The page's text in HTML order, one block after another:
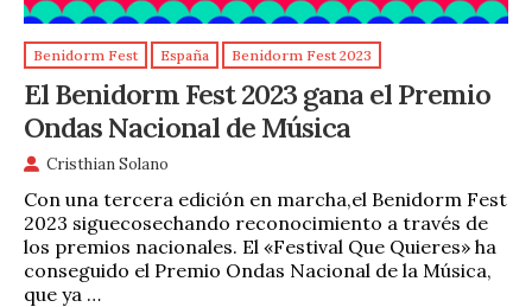
Benidorm Fest España Benidorm Fest 2023
El Benidorm Fest 2023 gana el Premio
Ondas Nacional de Música
Cristhian Solano
Con una tercera edición en marcha,el Benidorm Fest
2023 siguecosechando reconocimiento a través de
los premios nacionales. El «Festival Que Quieres» ha
conseguido el Premio Ondas Nacional de la Música,
que ya …